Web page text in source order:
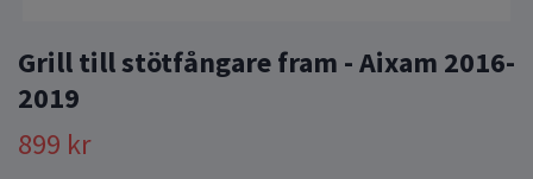
Grill till stötfångare fram - Aixam 2016-
2019
899 kr